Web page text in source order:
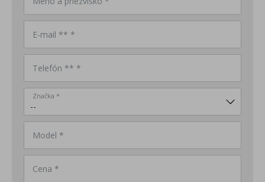
E-mail ** *
Telefón ** *
Značka *
Model *
Cena *